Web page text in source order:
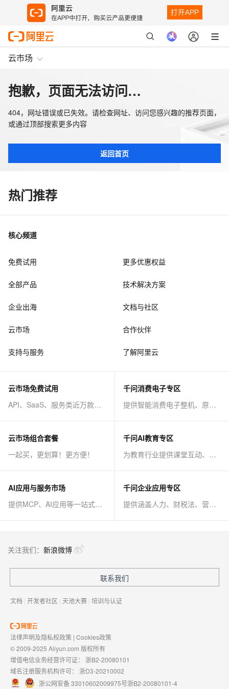
云市场
抱歉，页面无法访问…
404，网址错误或已失效。请检查网址、访问您感兴趣的推荐页面，
或通过顶部搜索更多内容
返回首页
热门推荐
核心频道
免费试用 更多优惠权益
全部产品 技术解决方案
企业出海 文档与社区
云市场 合作伙伴
支持与服务 了解阿里云
云市场免费试用
API、SaaS、服务类近万款商品免费试！
千问消费电子专区
提供智能消费电子整机、原子能力等AI方案
云市场组合套餐
一起买，更划算！更方便！
千问AI教育专区
为教育行业提供课堂互动、课程制作等AI方案
AI应用与服务市场
提供MCP、AI应用等一站式AI解决方案
千问企业应用专区
提供涵盖人力、财税法、营销、客服等AI方案
关注我们： 新浪微博
联系我们
文档 | 开发者社区 | 天池大赛 | 培训与认证
法律声明及隐私权政策 | Cookies政策
© 2009-2025 Aliyun.com 版权所有
增值电信业务经营许可证： 浙B2-20080101
域名注册服务机构许可： 浙D3-20210002
浙公网安备 33010602009975号浙B2-20080101-4